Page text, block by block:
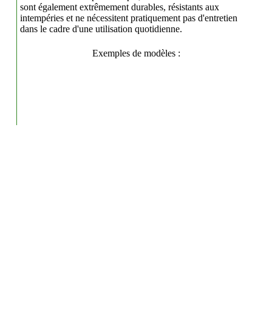
sont également extrêmement durables, résistants aux
intempéries et ne nécessitent pratiquement pas d'entretien
dans le cadre d'une utilisation quotidienne.
Exemples de modèles :